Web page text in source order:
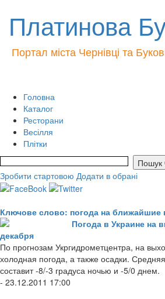
Платинова
Портал міста Чернівці та
Головна
Каталог
Ресторани
Весілля
Плітки
Зробити стартовою Додати в обрані
Ключове слово: погода на
Погода в Украине на
декабря
По прогнозам Укргидрометцентра, на
холодная погода, а также осадки.
составит -8/-3 градуса ночью и -5/0 днем.
- 23.12.2011 17:00